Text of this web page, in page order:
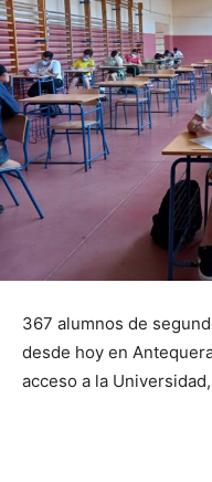
367 alumnos de
desde hoy en
acceso a la